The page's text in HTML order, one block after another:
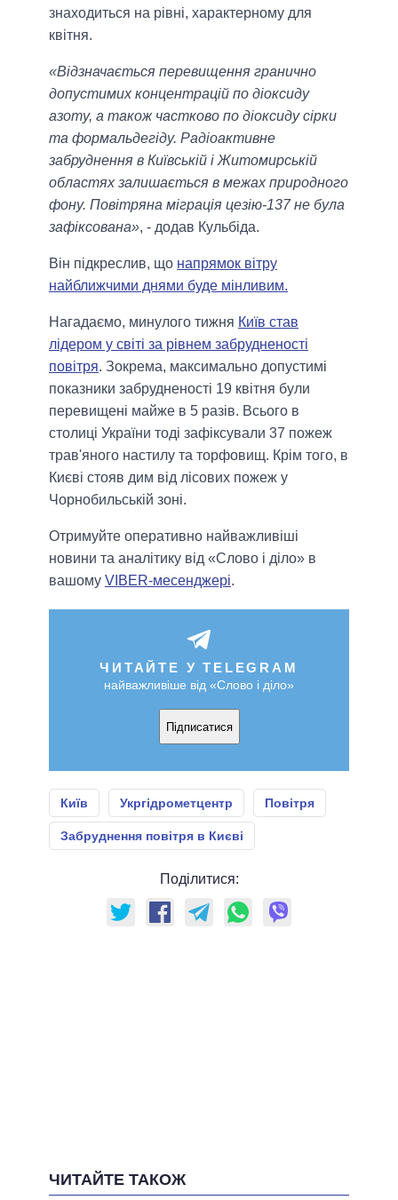
знаходиться на рівні, характерному для
квітня.
«Відзначається перевищення гранично
допустимих концентрацій по діоксиду
азоту, а також частково по діоксиду сірки
та формальдегіду. Радіоактивне
забруднення в Київській і Житомирській
областях залишається в межах природного
фону. Повітряна міграція цезію-137 не була
зафіксована», - додав Кульбіда.
Він підкреслив, що напрямок вітру
найближчими днями буде мінливим.
Нагадаємо, минулого тижня Київ став
лідером у світі за рівнем забрудненості
повітря. Зокрема, максимально допустимі
показники забрудненості 19 квітня були
перевищені майже в 5 разів. Всього в
столиці України тоді зафіксували 37 пожеж
трав'яного настилу та торфовищ. Крім того, в
Києві стояв дим від лісових пожеж у
Чорнобильській зоні.
Отримуйте оперативно найважливіші
новини та аналітику від «Слово і діло» в
вашому VIBER-месенджері.
ЧИТАЙТЕ У TELEGRAM
найважливіше від «Слово і діло»
Підписатися
Київ Укргідрометцентр Повітря
Забруднення повітря в Києві
Поділитися:
ЧИТАЙТЕ ТАКОЖ